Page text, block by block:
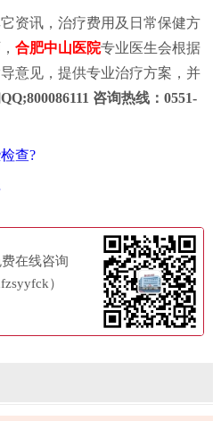
讯，治疗费用及日常保健方
合肥中山医院专业医生会根据
意见，提供专业治疗方案，并
咨询热线：0551-
查?
在线咨询
）